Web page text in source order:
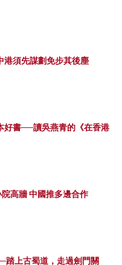
港須先謀劃免步其後塵
好書──讀吳燕青的《在香港
高牆 中國推多邊合作
踏上古蜀道，走過劍門關